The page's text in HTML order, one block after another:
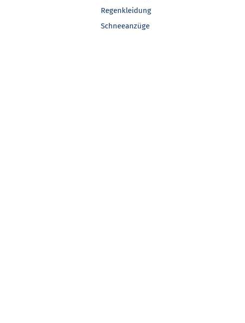
Regenkleidung
Schneeanzüge